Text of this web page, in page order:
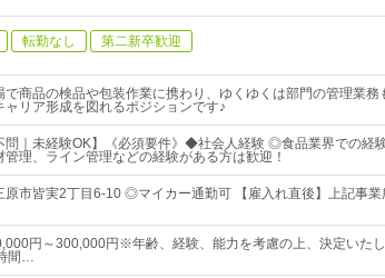
転勤なし 第二新卒歓迎
で商品の検品や包装作業に携わり、ゆくゆくは部門の管理業務
ャリア形成を図れるポジションです♪
問｜未経験OK】《必須要件》◆社会人経験 ◎食品業界での経
管理、ライン管理などの経験がある方は歓迎！
原市皆実2丁目6-10 ◎マイカー通勤可 【雇入れ直後】上記事
円～300,000円※年齢、経験、能力を考慮の上、決定いた
間…